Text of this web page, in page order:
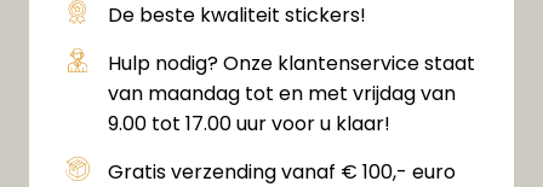
De beste kwaliteit stickers!
Hulp nodig? Onze klantenservice staat
van maandag tot en met vrijdag van
9.00 tot 17.00 uur voor u klaar!
Gratis verzending vanaf € 100,- euro